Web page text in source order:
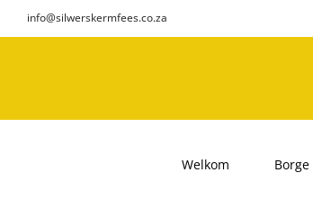
to
info@silwerskermfees.co.za
Welkom Borge